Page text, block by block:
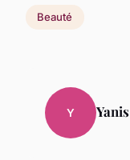
Beauté
Y Yanis